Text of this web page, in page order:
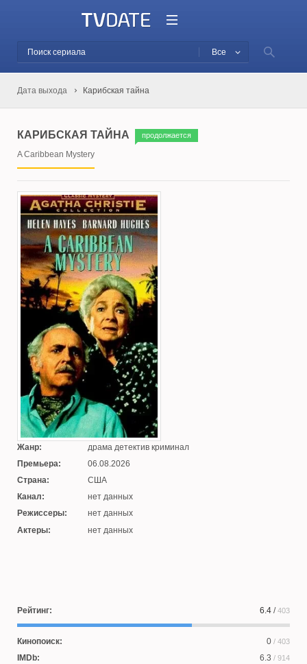
Все
Дата выхода Карибская тайна
КАРИБСКАЯ ТАЙНА продолжается
A Caribbean Mystery
Жанр:
драма детектив криминал
Премьера:
06.08.2026
Страна:
США
Канал:
нет данных
Режиссеры:
нет данных
Актеры:
нет данных
Рейтинг: 6.4 /403
Кинопоиск: 0 / 403
IMDb: 6.3 / 914